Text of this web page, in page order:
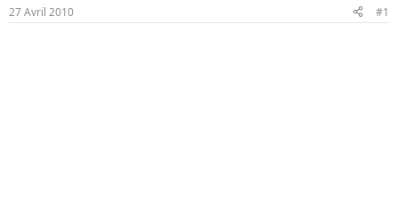
e
27 Avril 2010 #1